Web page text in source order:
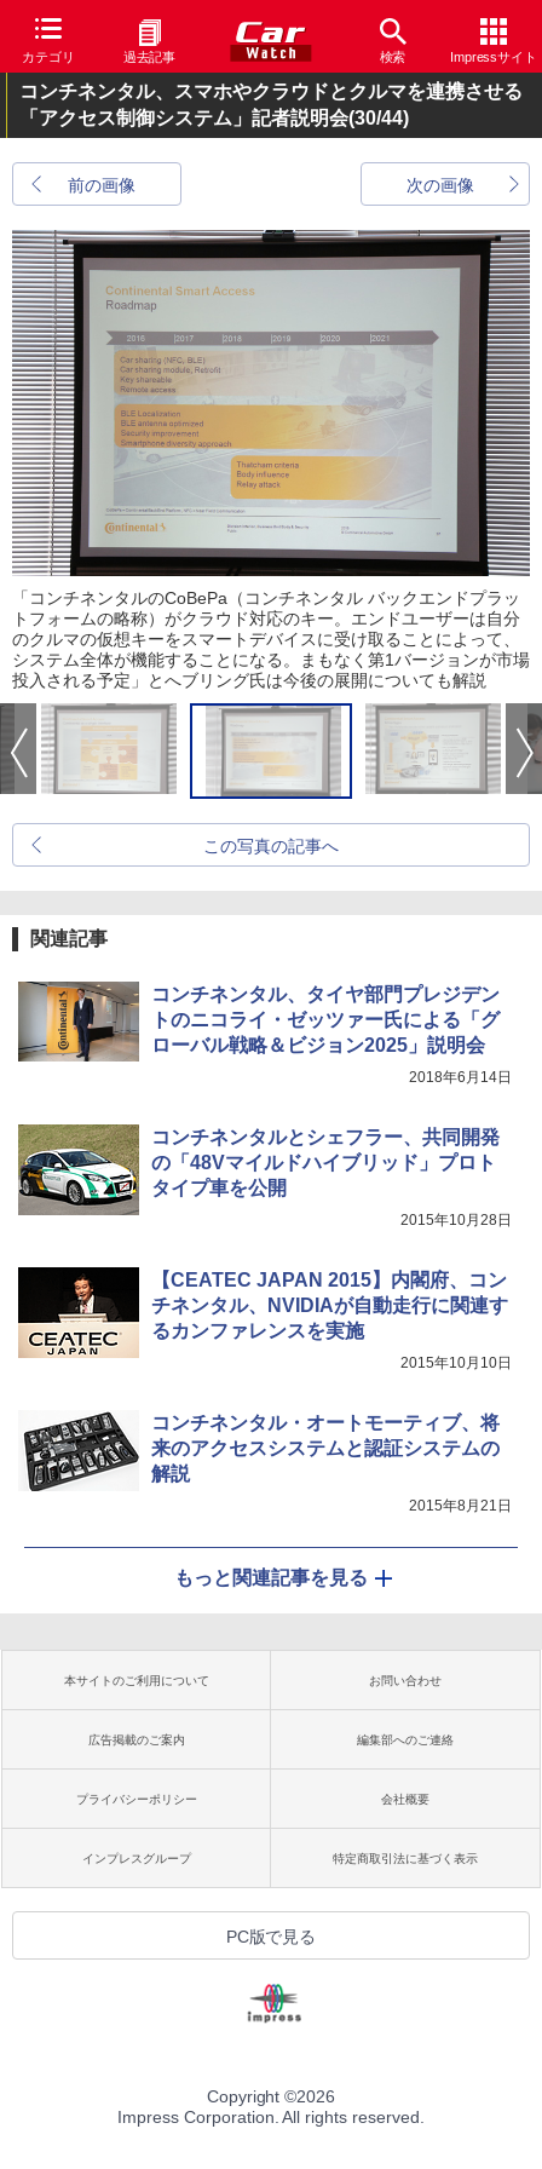
カテゴリ 過去記事 検索 Impressサイト
コンチネンタル、スマホやクラウドとクルマを連携させる
「アクセス制御システム」記者説明会(30/44)
前の画像 次の画像
「コンチネンタルのCoBePa（コンチネンタル バックエンドプラッ
トフォームの略称）がクラウド対応のキー。エンドユーザーは自分
のクルマの仮想キーをスマートデバイスに受け取ることによって、
システム全体が機能することになる。まもなく第1バージョンが市場
投入される予定」とへブリング氏は今後の展開についても解説
この写真の記事へ
関連記事
コンチネンタル、タイヤ部門プレジデン
トのニコライ・ゼッツァー氏による「グ
ローバル戦略＆ビジョン2025」説明会
2018年6月14日
コンチネンタルとシェフラー、共同開発
の「48Vマイルドハイブリッド」プロト
タイプ車を公開
2015年10月28日
【CEATEC JAPAN 2015】内閣府、コン
チネンタル、NVIDIAが自動走行に関連す
るカンファレンスを実施
2015年10月10日
コンチネンタル・オートモーティブ、将
来のアクセスシステムと認証システムの
解説
2015年8月21日
もっと関連記事を見る
本サイトのご利用について お問い合わせ
広告掲載のご案内 編集部へのご連絡
プライバシーポリシー 会社概要
インプレスグループ 特定商取引法に基づく表示
PC版で見る
Copyright ©2026
Impress Corporation. All rights reserved.